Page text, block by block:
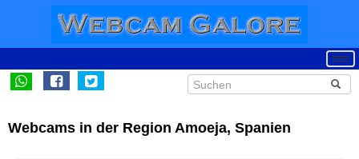
Webcams in der Region Amoeja, Spanien